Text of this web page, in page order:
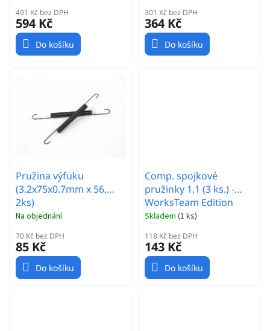
491 Kč bez DPH
594 Kč
Do košíku
301 Kč bez DPH
364 Kč
Do košíku
Pružina výfuku
(3.2x75x0.7mm x 56,
2ks)
Na objednání
70 Kč bez DPH
85 Kč
Do košíku
Comp. spojkové
pružinky 1,1 (3 ks.) -
WorksTeam Edition
Skladem (1 ks)
118 Kč bez DPH
143 Kč
Do košíku